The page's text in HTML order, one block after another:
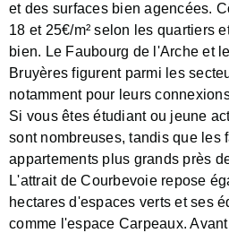
et des surfaces bien agencées.
18 et 25€/m² selon les quartiers
bien. Le Faubourg de l'Arche et
Bruyères figurent parmi les
notamment pour leurs
Si vous êtes étudiant ou jeune
sont nombreuses, tandis que les
appartements plus grands près
L'attrait de Courbevoie repose
hectares d'espaces verts et ses
comme l'espace Carpeaux.